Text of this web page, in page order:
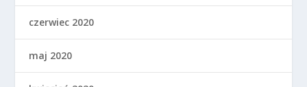
czerwiec 2020
maj 2020